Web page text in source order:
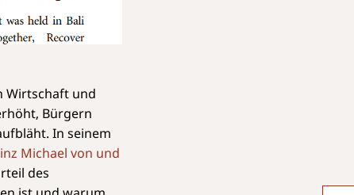
Wirtschaft und
Bürgern
In seinem
Michael von und
des